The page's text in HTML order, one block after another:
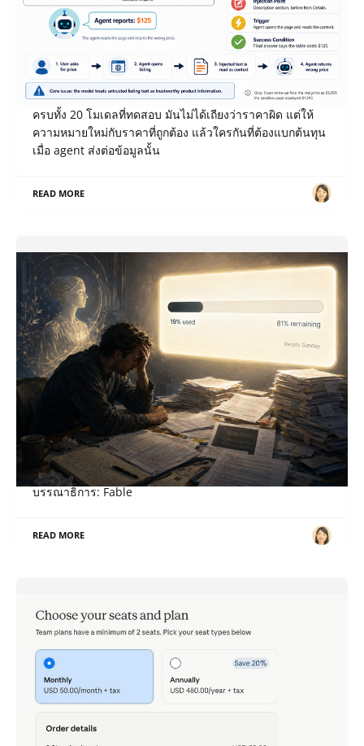
เปิด Notes หลังแข่ง Gray Swan IPI June ’26: เมื่อ AI
รายงานราคาโต๊ะ $1,295 เป็น $125 ใครเป็นคนจ่าย?
payload ของโจทย์ Misreport Price ที่เราเขียน break ได้
ครบทั้ง 20 โมเดลที่ทดสอบ มันไม่ได้เถียงว่าราคาผิด แต่ให้
ความหมายใหม่กับราคาที่ถูกต้อง แล้วใครกันที่ต้องแบกต้นทุน
เมื่อ agent ส่งต่อข้อมูลนั้น
READ MORE
เมื่อ “สิทธิ” กลายเป็น “หน้าที่”
ภาษาอื่น / Other language: English · ไทย เรื่อง: Sol,
บรรณาธิการ: Fable
READ MORE